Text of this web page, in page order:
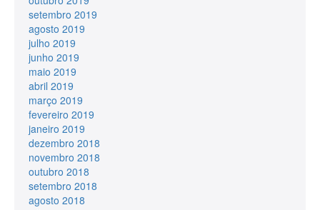
setembro 2019
agosto 2019
julho 2019
junho 2019
maio 2019
abril 2019
março 2019
fevereiro 2019
janeiro 2019
dezembro 2018
novembro 2018
outubro 2018
setembro 2018
agosto 2018